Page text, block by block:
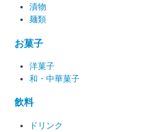
漬物
麺類
お菓子
洋菓子
和・中華菓子
飲料
ドリンク